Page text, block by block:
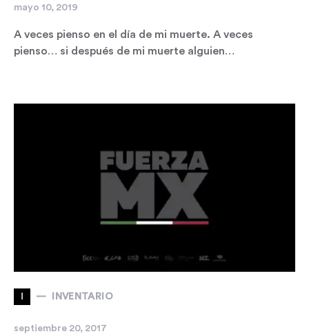
mayo 10, 2019
A veces pienso en el día de mi muerte. A veces
pienso… si después de mi muerte alguien…
I INVENTARIO
septiembre 20, 2017